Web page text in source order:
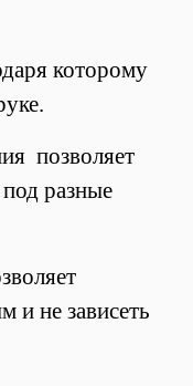
которому
позволяет
разные
и не зависеть